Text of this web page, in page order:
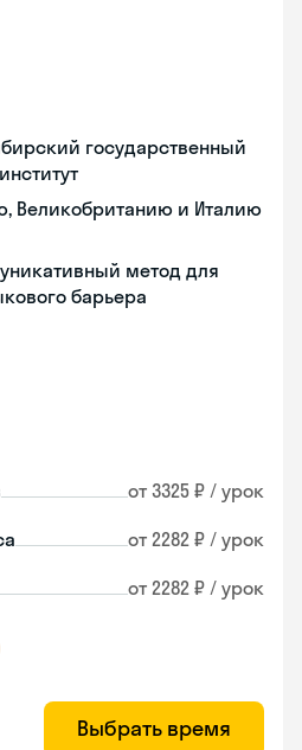
государственный
Великобританию и Италию
метод для
барьера
от 3325 ₽ / урок
от 2282 ₽ / урок
от 2282 ₽ / урок
Выбрать время